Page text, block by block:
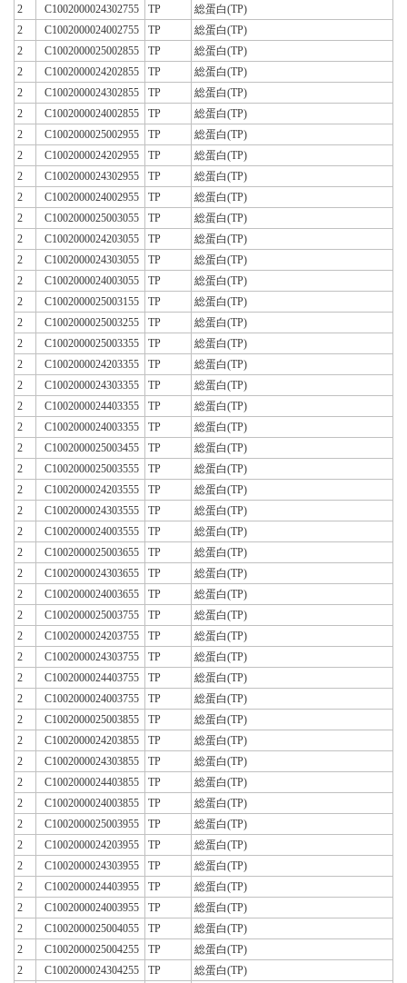
2
C1002000024302755 TP
総蛋白(TP)
2
C1002000024002755 TP
総蛋白(TP)
2
C1002000025002855 TP
総蛋白(TP)
2
C1002000024202855 TP
総蛋白(TP)
2
C1002000024302855 TP
総蛋白(TP)
2
C1002000024002855 TP
総蛋白(TP)
2
C1002000025002955 TP
総蛋白(TP)
2
C1002000024202955 TP
総蛋白(TP)
2
C1002000024302955 TP
総蛋白(TP)
2
C1002000024002955 TP
総蛋白(TP)
2
C1002000025003055 TP
総蛋白(TP)
2
C1002000024203055 TP
総蛋白(TP)
2
C1002000024303055 TP
総蛋白(TP)
2
C1002000024003055 TP
総蛋白(TP)
2
C1002000025003155 TP
総蛋白(TP)
2
C1002000025003255 TP
総蛋白(TP)
2
C1002000025003355 TP
総蛋白(TP)
2
C1002000024203355 TP
総蛋白(TP)
2
C1002000024303355 TP
総蛋白(TP)
2
C1002000024403355 TP
総蛋白(TP)
2
C1002000024003355 TP
総蛋白(TP)
2
C1002000025003455 TP
総蛋白(TP)
2
C1002000025003555 TP
総蛋白(TP)
2
C1002000024203555 TP
総蛋白(TP)
2
C1002000024303555 TP
総蛋白(TP)
2
C1002000024003555 TP
総蛋白(TP)
2
C1002000025003655 TP
総蛋白(TP)
2
C1002000024303655 TP
総蛋白(TP)
2
C1002000024003655 TP
総蛋白(TP)
2
C1002000025003755 TP
総蛋白(TP)
2
C1002000024203755 TP
総蛋白(TP)
2
C1002000024303755 TP
総蛋白(TP)
2
C1002000024403755 TP
総蛋白(TP)
2
C1002000024003755 TP
総蛋白(TP)
2
C1002000025003855 TP
総蛋白(TP)
2
C1002000024203855 TP
総蛋白(TP)
2
C1002000024303855 TP
総蛋白(TP)
2
C1002000024403855 TP
総蛋白(TP)
2
C1002000024003855 TP
総蛋白(TP)
2
C1002000025003955 TP
総蛋白(TP)
2
C1002000024203955 TP
総蛋白(TP)
2
C1002000024303955 TP
総蛋白(TP)
2
C1002000024403955 TP
総蛋白(TP)
2
C1002000024003955 TP
総蛋白(TP)
2
C1002000025004055 TP
総蛋白(TP)
2
C1002000025004255 TP
総蛋白(TP)
2
C1002000024304255 TP
総蛋白(TP)